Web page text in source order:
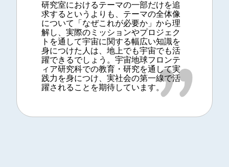
研究室におけるテーマの一部だけを追
求するというよりも、テーマの全体像
について「なぜこれが必要か」から理
解し、実際のミッションやプロジェク
トを通して宇宙に関する幅広い知識を
身につけた人は、地上でも宇宙でも活
躍できるでしょう。宇宙地球フロンテ
ィア研究科での教育・研究を通して実
践力を身につけ、実社会の第一線で活
躍されることを期待しています。